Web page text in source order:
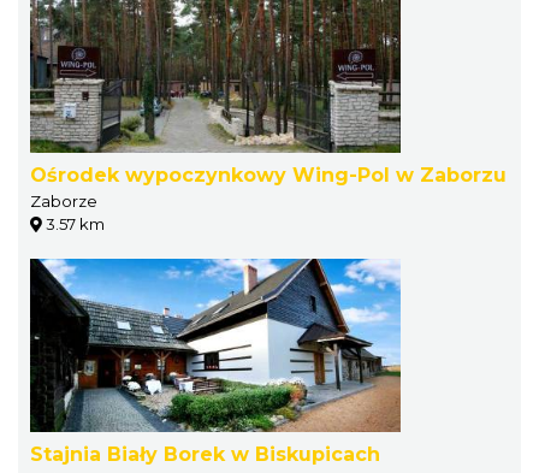
Ośrodek wypoczynkowy Wing-Pol w Zaborzu
Zaborze
3.57 km
Stajnia Biały Borek w Biskupicach